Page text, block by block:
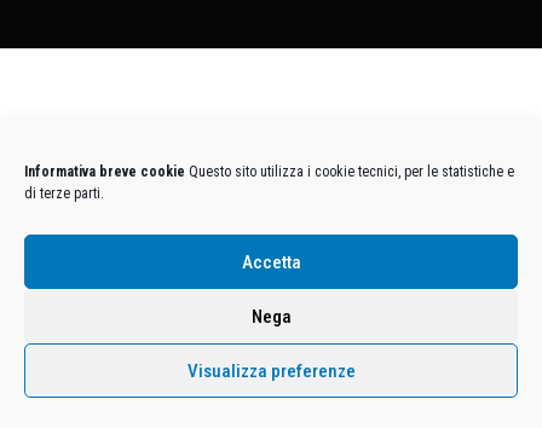
Informativa breve cookie Questo sito utilizza i cookie tecnici, per le statistiche e
di terze parti.
Accetta
Nega
Visualizza preferenze